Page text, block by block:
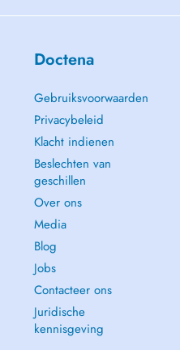
Doctena
Gebruiksvoorwaarden
Privacybeleid
Klacht indienen
Beslechten van
geschillen
Over ons
Media
Blog
Jobs
Contacteer ons
Juridische
kennisgeving